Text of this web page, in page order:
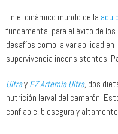
En el dinámico mundo de la
fundamental para el éxito de
desafíos como la variabilidad
supervivencia inconsistentes.
Ultray EZ Artemia Ultra, dos
nutrición larval del camarón.
confiable, biosegura y